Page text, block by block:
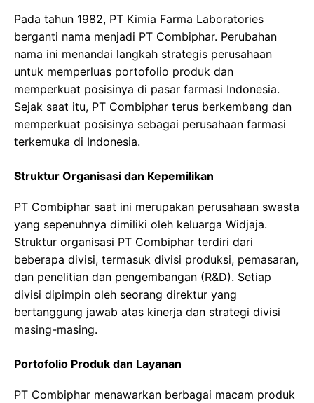
Pada tahun 1982, PT Kimia Farma Laboratories
berganti nama menjadi PT Combiphar. Perubahan
nama ini menandai langkah strategis perusahaan
untuk memperluas portofolio produk dan
memperkuat posisinya di pasar farmasi Indonesia.
Sejak saat itu, PT Combiphar terus berkembang dan
memperkuat posisinya sebagai perusahaan farmasi
terkemuka di Indonesia.
Struktur Organisasi dan Kepemilikan
PT Combiphar saat ini merupakan perusahaan swasta
yang sepenuhnya dimiliki oleh keluarga Widjaja.
Struktur organisasi PT Combiphar terdiri dari
beberapa divisi, termasuk divisi produksi, pemasaran,
dan penelitian dan pengembangan (R&D). Setiap
divisi dipimpin oleh seorang direktur yang
bertanggung jawab atas kinerja dan strategi divisi
masing-masing.
Portofolio Produk dan Layanan
PT Combiphar menawarkan berbagai macam produk